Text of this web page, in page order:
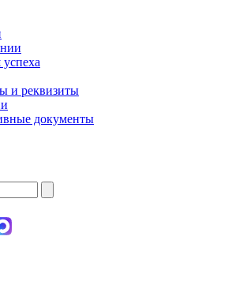
и реквизиты
документы